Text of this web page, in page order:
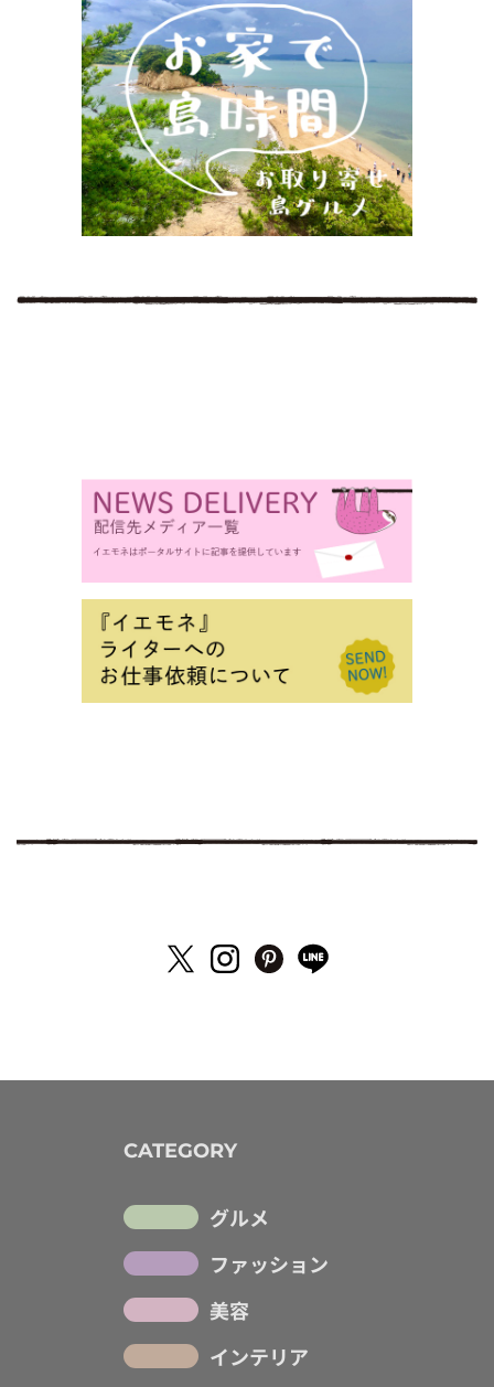
CATEGORY
グルメ
ファッション
美容
インテリア